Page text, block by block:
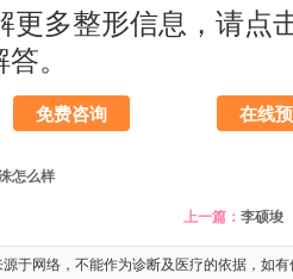
更多整形信息，请点
。
免费咨询 在线
怎么样
上一篇： 李硕埈
于网络，不能作为诊断及医疗的依据，如